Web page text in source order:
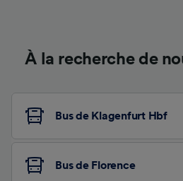
À la recherche de
Bus de Klagenfurt Hbf
Bus de Florence